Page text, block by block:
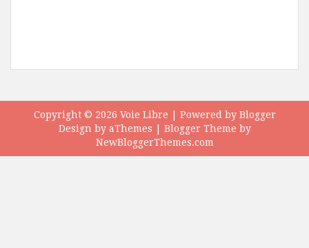
Copyright © 2026 Voie Libre | Powered by Blogger
Design by aThemes | Blogger Theme by
NewBloggerThemes.com